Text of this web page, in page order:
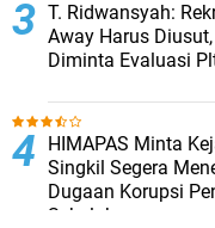
T. Ridwansyah:
Away Harus
Diminta Evaluasi
HIMAPAS Minta
Singkil Segera
Dugaan Korupsi
Sekolah